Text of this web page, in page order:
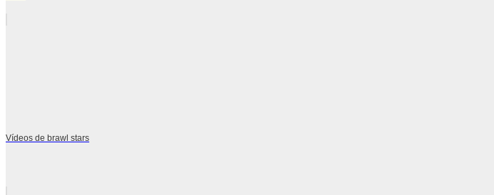
Vídeos de brawl stars